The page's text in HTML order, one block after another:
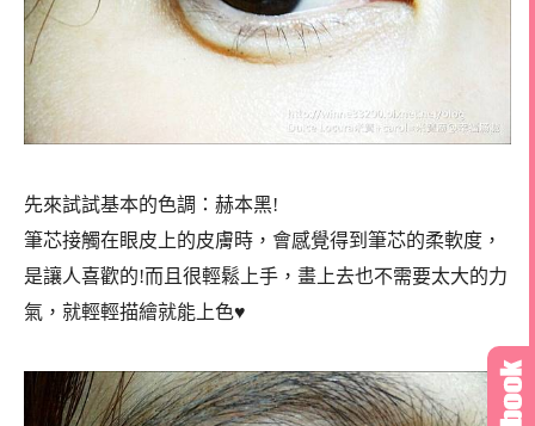
先來試試基本的色調：赫本黑!
筆芯接觸在眼皮上的皮膚時，會感覺得到筆芯的柔軟度，
是讓人喜歡的!而且很輕鬆上手，畫上去也不需要太大的力
氣，就輕輕描繪就能上色♥